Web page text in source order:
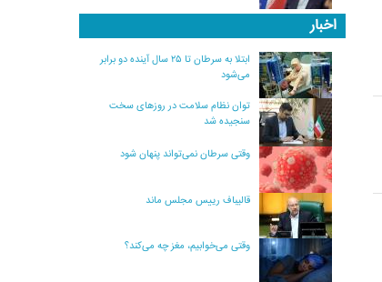
اخبار
ابتلا به سرطان تا ۲۵ سال آینده دو برابر
می‌شود
توان نظام سلامت در روزهای سخت
سنجیده شد
وقتی سرطان نمی‌تواند پنهان شود
قالیباف رییس مجلس ماند
وقتی می‌خوابیم، مغز چه می‌کند؟